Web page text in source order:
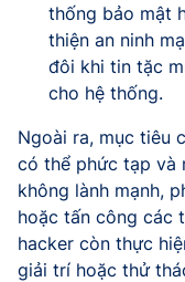
thống bảo mật
thiện an ninh
đôi khi tin tặc
cho hệ thống.
Ngoài ra, mục tiêu
có thể phức tạp và
không lành mạnh,
hoặc tấn công các
hacker còn thực
giải trí hoặc thử